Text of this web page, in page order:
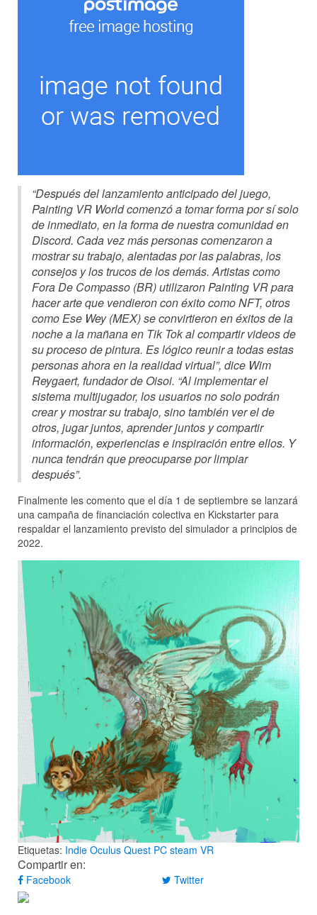
“Después del lanzamiento anticipado del juego,
Painting VR World comenzó a tomar forma por sí solo
de inmediato, en la forma de nuestra comunidad en
Discord. Cada vez más personas comenzaron a
mostrar su trabajo, alentadas por las palabras, los
consejos y los trucos de los demás. Artistas como
Fora De Compasso (BR) utilizaron Painting VR para
hacer arte que vendieron con éxito como NFT, otros
como Ese Wey (MEX) se convirtieron en éxitos de la
noche a la mañana en Tik Tok al compartir videos de
su proceso de pintura. Es lógico reunir a todas estas
personas ahora en la realidad virtual”, dice Wim
Reygaert, fundador de Oisoi. “Al implementar el
sistema multijugador, los usuarios no solo podrán
crear y mostrar su trabajo, sino también ver el de
otros, jugar juntos, aprender juntos y compartir
información, experiencias e inspiración entre ellos. Y
nunca tendrán que preocuparse por limpiar
después”.
Finalmente les comento que el día 1 de septiembre se lanzará
una campaña de financiación colectiva en Kickstarter para
respaldar el lanzamiento previsto del simulador a principios de
2022.
Etiquetas: Indie Oculus Quest PC steam VR
Compartir en:
Facebook Twitter